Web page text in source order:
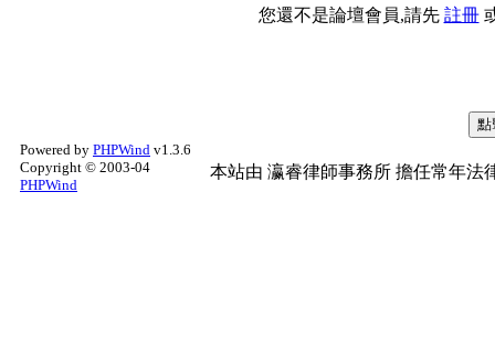
您還不是論壇會員,請先 註冊
Powered by PHPWind v1.3.6
Copyright © 2003-04
PHPWind
本站由 瀛睿律師事務所 擔任常年法